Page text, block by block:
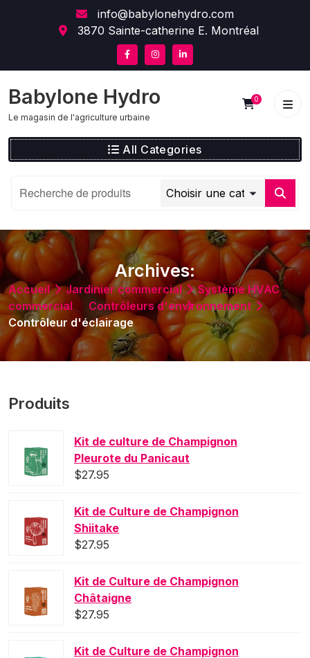
info@babylonehydro.com
3870 Sainte-catherine E. Montréal
Babylone Hydro
Le magasin de l'agriculture urbaine
0
All Categories
Archives:
Accueil Jardinier commercial
Système HVAC
commercial
Contrôleurs d'environnement
Contrôleur d'éclairage
Produits
Kit de culture de Champignon
Pleurote du Panicaut
$27.95
Kit de Culture de Champignon
Shiitake
$27.95
Kit de Culture de Champignon
Châtaigne
$27.95
Kit de Culture de Champignon